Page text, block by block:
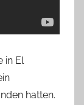
in El
hatten.